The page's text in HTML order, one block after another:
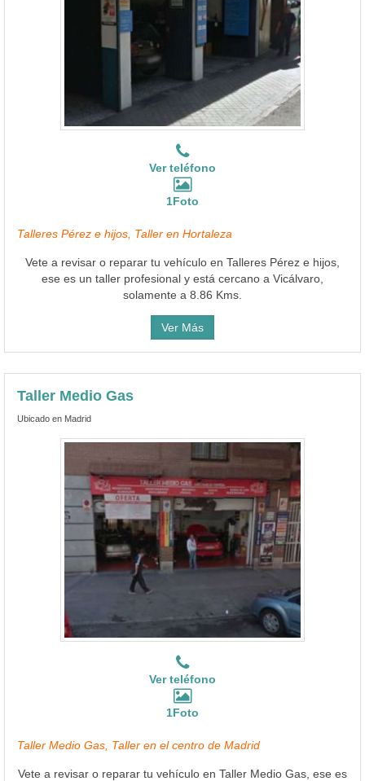
Ver teléfono
1Foto
Talleres Pérez e hijos, Taller en Hortaleza
Vete a revisar o reparar tu vehículo en Talleres Pérez e hijos,
ese es un taller profesional y está cercano a Vicálvaro,
solamente a 8.86 Kms.
Ver Más
Taller Medio Gas
Ubicado en Madrid
Ver teléfono
1Foto
Taller Medio Gas, Taller en el centro de Madrid
Vete a revisar o reparar tu vehículo en Taller Medio Gas, ese es